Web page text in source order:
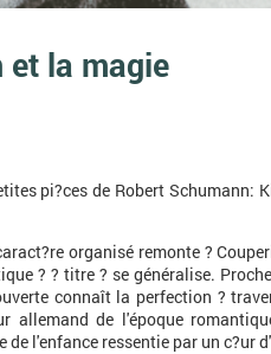
et la magie
pi?ces de Robert Schumann:
organisé remonte ?
? ? titre ? se généralise.
connaît la perfection ?
allemand de l'époque
de l'enfance ressentie par un c?ur